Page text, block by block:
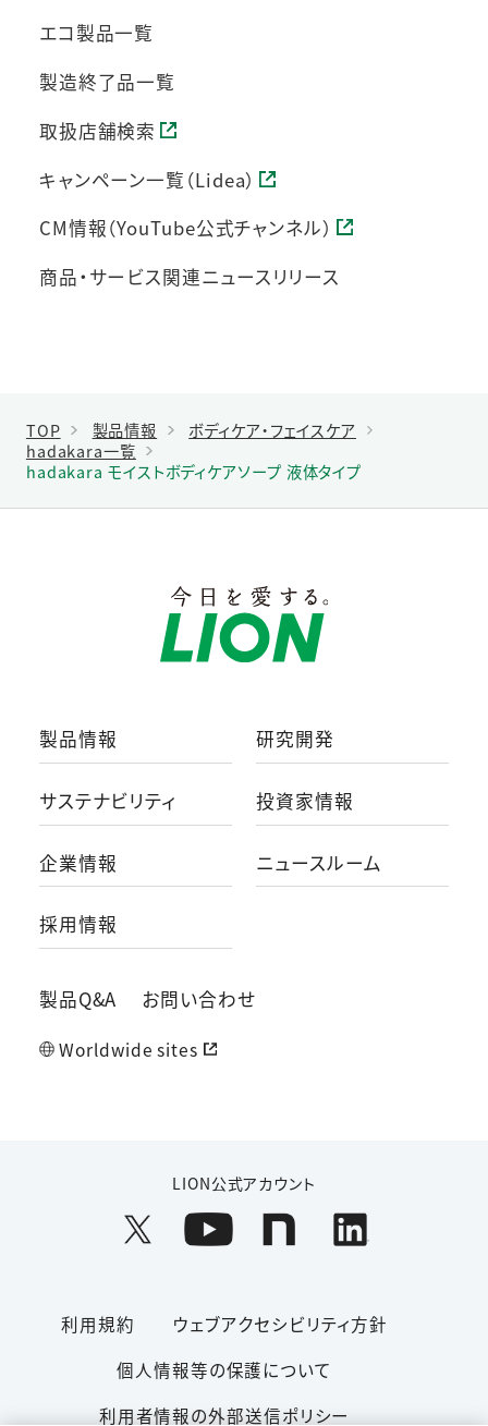
エコ製品一覧
製造終了品一覧
取扱店舗検索
キャンペーン一覧（Lidea）
CM情報（YouTube公式チャンネル）
商品・サービス関連ニュースリリース
TOP 製品情報
ボディケア・フェイスケア
hadakara一覧
hadakara モイストボディケアソープ 液体タイプ
製品情報 研究開発
サステナビリティ 投資家情報
企業情報 ニュースルーム
採用情報
製品Q&A お問い合わせ
Worldwide sites
LION公式アカウント
利用規約
ウェブアクセシビリティ方針
個人情報等の保護について
利用者情報の外部送信ポリシー